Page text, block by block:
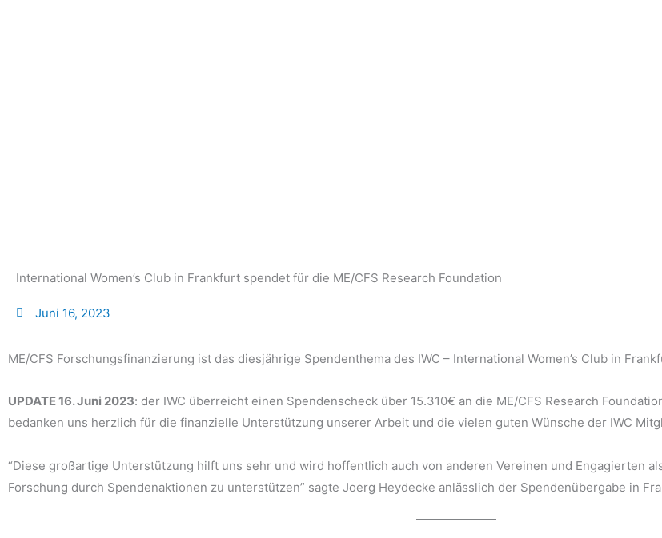
International Women’s Club in Frankfurt spendet für die ME/CFS Research Foundation
Juni 16, 2023
ME/CFS Forschungsfinanzierung ist das diesjährige Spendenthema des IWC – International Women’s Club in
UPDATE 16. Juni 2023: der IWC überreicht einen Spendenscheck über 15.310€ an die ME/CFS Research
bedanken uns herzlich für die finanzielle Unterstützung unserer Arbeit und die vielen guten Wünsche der IWC
“Diese großartige Unterstützung hilft uns sehr und wird hoffentlich auch von anderen Vereinen und Engagierten
Forschung durch Spendenaktionen zu unterstützen” sagte Joerg Heydecke anlässlich der Spendenübergabe in